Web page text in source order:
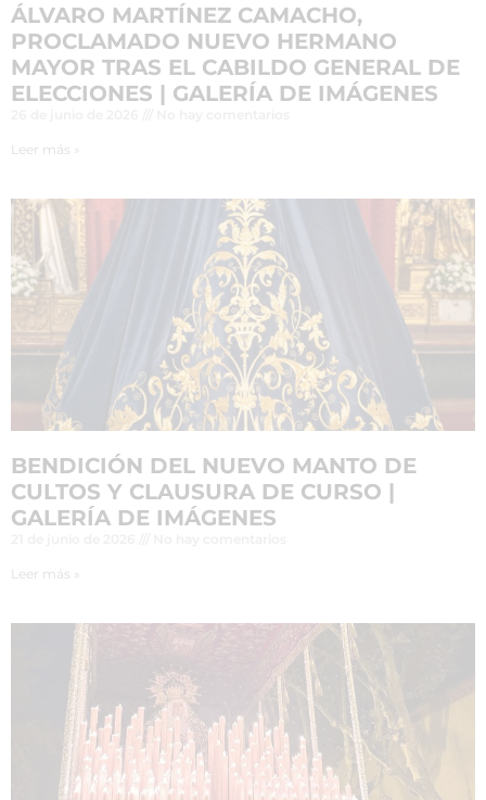
ÁLVARO MARTÍNEZ CAMACHO,
PROCLAMADO NUEVO HERMANO
MAYOR TRAS EL CABILDO GENERAL DE
ELECCIONES | GALERÍA DE IMÁGENES
Leer más »
BENDICIÓN DEL NUEVO MANTO DE
CULTOS Y CLAUSURA DE CURSO |
GALERÍA DE IMÁGENES
Leer más »